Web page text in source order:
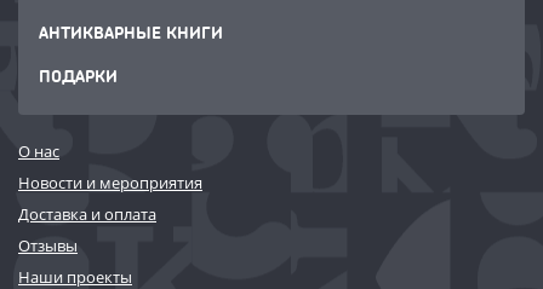
АНТИКВАРНЫЕ КНИГИ
ПОДАРКИ
О нас
Новости и мероприятия
Доставка и оплата
Отзывы
Наши проекты